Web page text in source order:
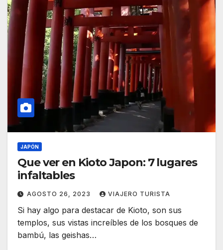
JAPÓN
Que ver en Kioto Japon: 7 lugares
infaltables
AGOSTO 26, 2023 VIAJERO TURISTA
Si hay algo para destacar de Kioto, son sus
templos, sus vistas increíbles de los bosques de
bambú, las geishas…